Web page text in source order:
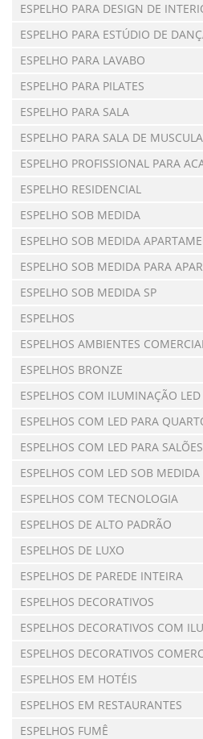
ESPELHO PARA DESIGN DE
ESPELHO PARA ESTÚDIO DE
ESPELHO PARA LAVABO
ESPELHO PARA PILATES
ESPELHO PARA SALA
ESPELHO PARA SALA DE
ESPELHO PROFISSIONAL PARA
ESPELHO RESIDENCIAL
ESPELHO SOB MEDIDA
ESPELHO SOB MEDIDA
ESPELHO SOB MEDIDA PARA
ESPELHO SOB MEDIDA SP
ESPELHOS
ESPELHOS AMBIENTES
ESPELHOS BRONZE
ESPELHOS COM ILUMINAÇÃO LED
ESPELHOS COM LED PARA
ESPELHOS COM LED PARA
ESPELHOS COM LED SOB
ESPELHOS COM TECNOLOGIA
ESPELHOS DE ALTO PADRÃO
ESPELHOS DE LUXO
ESPELHOS DE PAREDE INTEIRA
ESPELHOS DECORATIVOS
ESPELHOS DECORATIVOS COM
ESPELHOS DECORATIVOS
ESPELHOS EM HOTÉIS
ESPELHOS EM RESTAURANTES
ESPELHOS FUMÊ